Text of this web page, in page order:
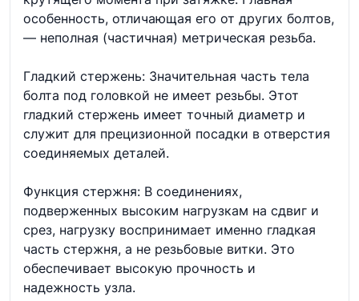
особенность, отличающая его от других болтов,
— неполная (частичная) метрическая резьба.
Гладкий стержень: Значительная часть тела
болта под головкой не имеет резьбы. Этот
гладкий стержень имеет точный диаметр и
служит для прецизионной посадки в отверстия
соединяемых деталей.
Функция стержня: В соединениях,
подверженных высоким нагрузкам на сдвиг и
срез, нагрузку воспринимает именно гладкая
часть стержня, а не резьбовые витки. Это
обеспечивает высокую прочность и
надежность узла.